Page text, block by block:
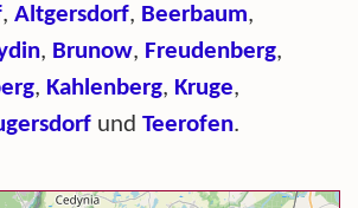
,Altgersdorf, Beerbaum,
, Brunow, Freudenberg,
, Kahlenberg, Kruge,
undTeerofen.